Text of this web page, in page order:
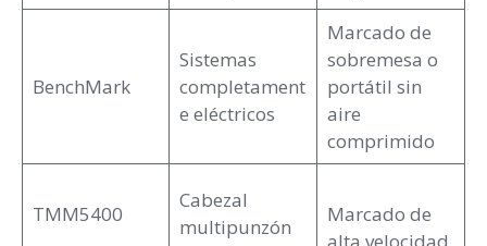
BenchMark
Sistemas
completament
e eléctricos
Marcado de
sobremesa o
portátil sin
aire
comprimido
TMM5400
Cabezal
multipunzón
Marcado de